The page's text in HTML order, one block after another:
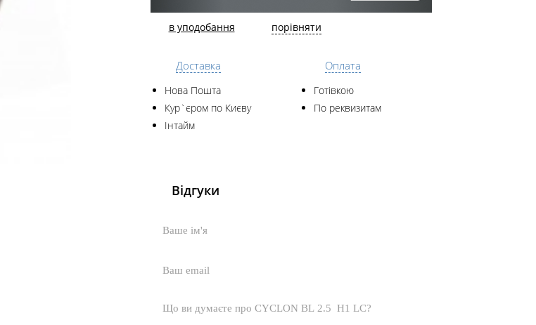
в уподобання порівняти
Доставка
Нова Пошта
Кур`єром по Києву
Інтайм
Оплата
Готівкою
По реквизитам
Відгуки